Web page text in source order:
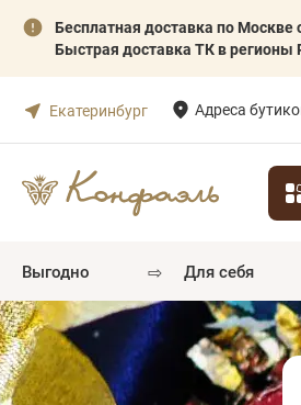
Бесплатная доставка по Москве
Быстрая доставка ТК в регионы
Екатеринбург Адреса
выгодно ⇨ для себя